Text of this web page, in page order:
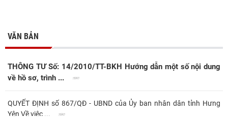
VĂN BẢN
THÔNG TƯ Số: 14/2010/TT-BKH Hướng dẫn một số nội dung
về hồ sơ, trình ...
QUYẾT ĐỊNH số 867/QĐ - UBND của Ủy ban nhân dân tỉnh Hưng
Yên Về việc ...